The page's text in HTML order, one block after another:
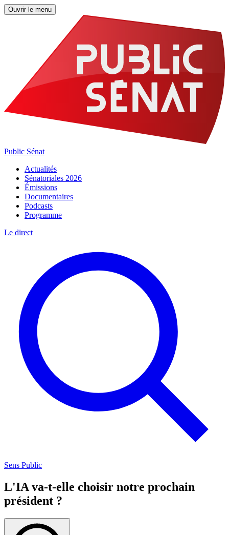
Ouvrir le menu
Public Sénat
Actualités
Sénatoriales 2026
Émissions
Documentaires
Podcasts
Programme
Le direct
Sens Public
L'IA va-t-elle choisir notre prochain
président ?